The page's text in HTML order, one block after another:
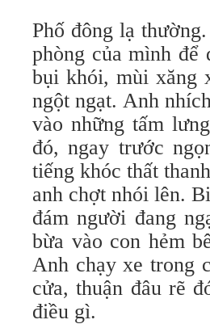
Phố đông lạ
phòng của mình
bụi khói, mùi xăng
ngột ngạt. Anh
vào những tấm
đó, ngay trước
tiếng khóc thất
anh chợt nhói lên.
đám người đang
bừa vào con hẻm
Anh chạy xe trong
cửa, thuận đâu rẽ
điều gì.